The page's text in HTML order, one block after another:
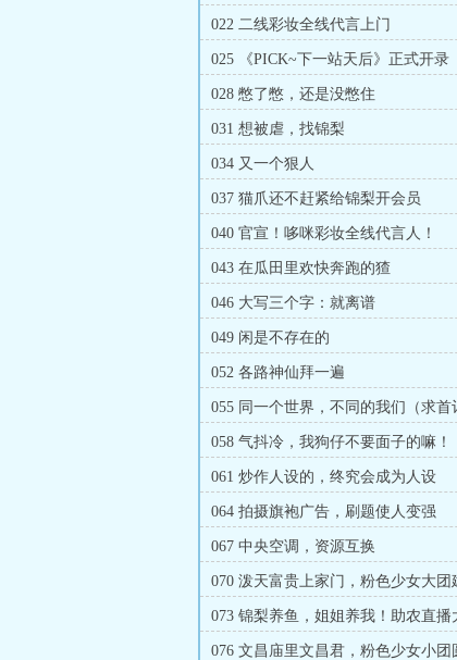
022 二线彩妆全线代言上门
025 《PICK~下一站天后》正式开录
028 憋了憋，还是没憋住
031 想被虐，找锦梨
034 又一个狠人
037 猫爪还不赶紧给锦梨开会员
040 官宣！哆咪彩妆全线代言人！
043 在瓜田里欢快奔跑的猹
046 大写三个字：就离谱
049 闲是不存在的
052 各路神仙拜一遍
055 同一个世界，不同的我们（求首
058 气抖冷，我狗仔不要面子的嘛！
061 炒作人设的，终究会成为人设
064 拍摄旗袍广告，刷题使人变强
067 中央空调，资源互换
070 泼天富贵上家门，粉色少女大团
读）
073 锦梨养鱼，姐姐养我！助农直播
追读）
076 文昌庙里文昌君，粉色少女小团